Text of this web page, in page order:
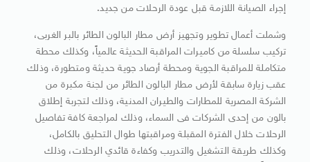
إجراء الصيانة اللازمة قبل عودة الرحلات من جديد.
وشملت أعمال تطوير وتجهيز أرض مطار البالون الطائر بالبر الغربى،
تركيب سلسلة من كاميرات المراقبة الحديثة عالمياً، وكذلك محطة
متكاملة للمراقبة الجوية ومحطة أرصاد جوية حديثة ومتطورة، وذلك
عقب زيارة سابقة لأرض مطار البالون الطائر من لجنة مكبرة من
الشركة المصرية للمطارات والطيران المدنية، وذلك لتجربة إطلاق
بالون من إحدى الشركات فى السماء، وذلك لمراجعة كافة تفاصيل
الرحلات خلال الفترة المقبلة ومراقبتها طوال التحليق بالكامل،
وكذلك طريقة التشغيل والتدريب وكفاءة قائدي الرحلات، وذلك